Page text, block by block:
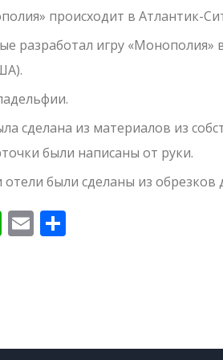
происходит в Атлантик-
разработал игру «Монополия»
сделана из материалов из
были написаны от руки.
были сделаны из обрезков
WhatsApp
Email